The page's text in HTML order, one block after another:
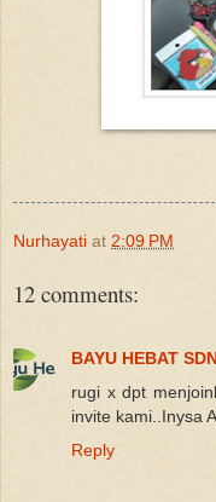
Nurhayati at 2:09 PM
12 comments:
BAYU HEBAT
rugi x dpt
invite kami..Inysa
Reply